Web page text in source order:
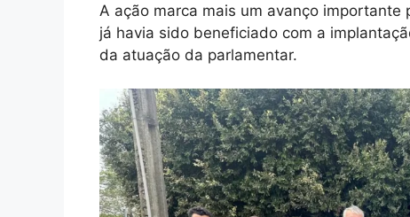
A ação marca mais um avanço importante
já havia sido beneficiado com a
da atuação da parlamentar.